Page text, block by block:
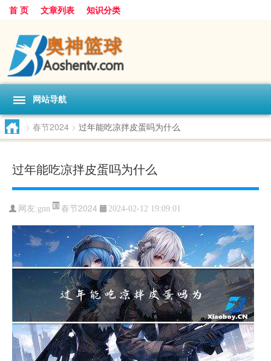
首 页 文章列表 知识分类
网站导航
> 春节2024 > 过年能吃凉拌皮蛋吗为什么
过年能吃凉拌皮蛋吗为什么
网友:gnn 春节2024 2024-02-12 19:09:01